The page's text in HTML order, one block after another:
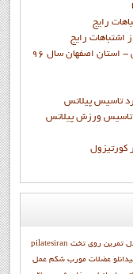
رايج
اشتباهات رايج
استان اصفهان سال 96
تاسيس پيلاتس
تاسيس ورزش پيلاتس
کورتیزول
pilatesiran تمرين روي تخت
عضلات مورب شکم عمل